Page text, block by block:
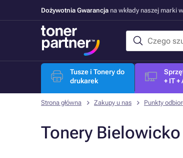
Dożywotnia Gwarancja na wkłady naszej marki
Tusze i Tonery do
drukarek
+ IT +
Strona główna Zakupy u nas Punkty
Tonery Bielowicko